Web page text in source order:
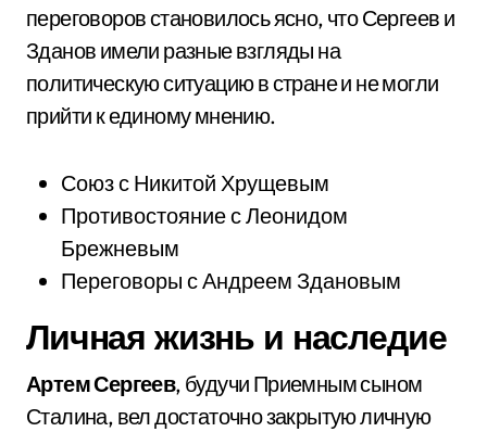
переговоров становилось ясно, что Сергеев и
Зданов имели разные взгляды на
политическую ситуацию в стране и не могли
прийти к единому мнению.
Союз с Никитой Хрущевым
Противостояние с Леонидом
Брежневым
Переговоры с Андреем Здановым
Личная жизнь и наследие
Артем Сергеев, будучи Приемным сыном
Сталина, вел достаточно закрытую личную